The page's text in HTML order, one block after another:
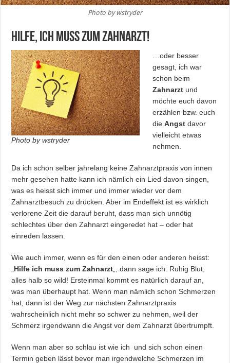
Photo by wstryder
Hilfe, ich muss zum Zahnarzt!
Photo by wstryder
…oder besser
gesagt, ich war
schon beim
Zahnarzt und
möchte euch davon
erzählen bzw. euch
dieAngst davor
vielleicht etwas
nehmen.
Da ich schon selber jahrelang keine Zahnarztpraxis von innen
mehr gesehen hatte kann ich nämlich ein Lied davon singen,
was es heisst sich immer und immer wieder vor dem
Zahnarztbesuch zu drücken. Aber im Endeffekt ist es wirklich
verlorene Zeit die darauf beruht, dass man sich unnötig
schlechtes über den Zahnarzt eingeredet hat – oder hat
einreden lassen.
Wie auch immer, wenn es für den einen oder anderen heisst:
Hilfe ich muss zum Zahnarzt „, dann sage ich: Ruhig Blut,
alles halb so wild! Ersteinmal kommt es natürlich darauf an,
was man überhaupt hat. Wenn man nämlich schon Schmerzen
hat, dann ist der Weg zur nächsten Zahnarztpraxis
wahrscheinlich nicht mehr so schwer zu nehmen, weil der
Schmerz irgendwann die Angst vor dem Zahnarzt übertrumpft.
Wenn man aber so schlau ist wie ich
und sich schon einen
Termin geben lässt bevor man irgendwelche Schmerzen im